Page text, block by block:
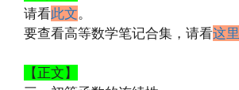
请看此文。
要查看高等数学笔记合集，请看这里
【正文】